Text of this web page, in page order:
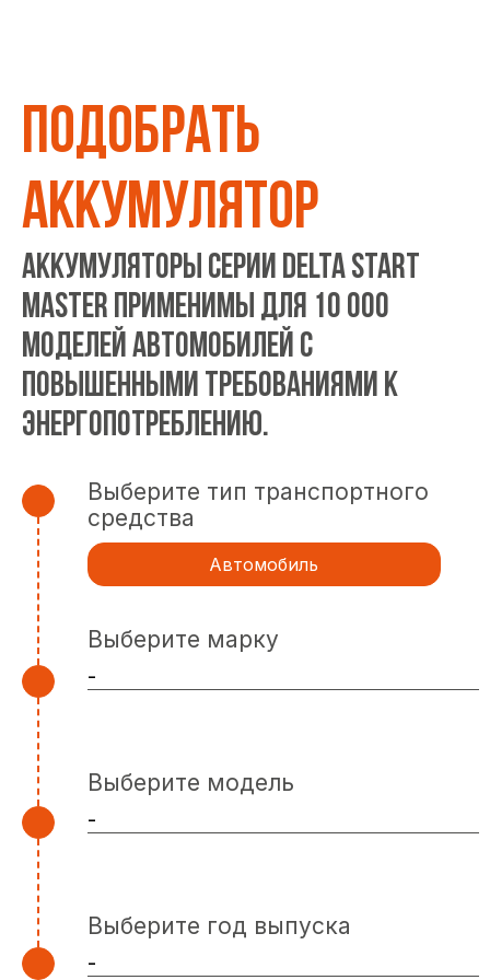
ПОДОБРАТЬ
АККУМУЛЯТОР
Аккумуляторы серии DELTA START
MASTER применимы для 10 000
моделей автомобилей с
повышенными требованиями к
энергопотреблению.
Выберите тип транспортного
средства
Автомобиль
Выберите марку
Выберите модель
Выберите год выпуска